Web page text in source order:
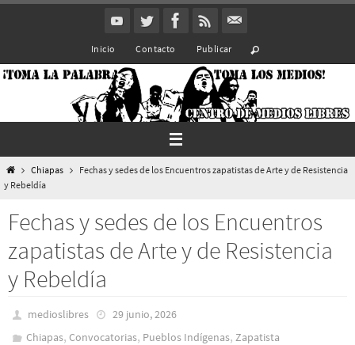
Inicio Contacto Publicar
InicioChiapas
Fechas y sedes de los Encuentros zapatistas de Arte y de Resistencia
y Rebeldía
Fechas y sedes de los Encuentros
zapatistas de Arte y de Resistencia
y Rebeldía
medioslibres
29 junio, 2026
Chiapas,Convocatorias, Pueblos Indí­genas, Zapatista